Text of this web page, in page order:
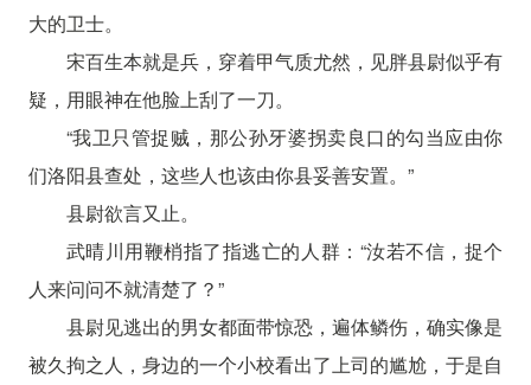
大的卫士。
宋百生本就是兵，穿着甲气质尤然，见胖县尉似乎有
疑，用眼神在他脸上刮了一刀。
“我卫只管捉贼，那公孙牙婆拐卖良口的勾当应由你
们洛阳县查处，这些人也该由你县妥善安置。”
县尉欲言又止。
武晴川用鞭梢指了指逃亡的人群：“汝若不信，捉个
人来问问不就清楚了？”
县尉见逃出的男女都面带惊恐，遍体鳞伤，确实像是
被久拘之人，身边的一个小校看出了上司的尴尬，于是自